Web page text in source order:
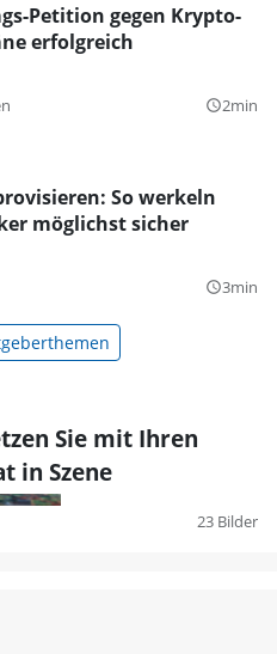
Petition gegen Krypto-
erfolgreich
query_builder2min
So werkeln
möglichst sicher
query_builder3min
Sie mit Ihren
in Szene
23 Bilder